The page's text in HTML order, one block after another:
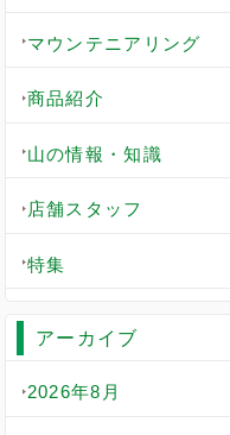
マウンテニアリング
商品紹介
山の情報・知識
店舗スタッフ
特集
アーカイブ
2026年8月